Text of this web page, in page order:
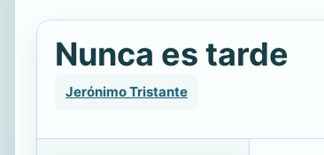
Nunca es tarde
Jerónimo Tristante